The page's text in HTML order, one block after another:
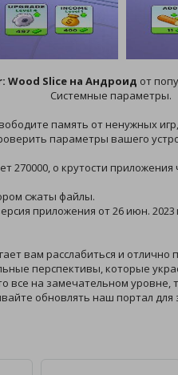
Wood Slice на Андроид от
Системные параметры.
память от ненужных
параметры вашего
270000, о крутости
сжаты файлы.
приложения от 26 июн.
вам расслабиться и отлично
перспективы, которые
все на замечательном
обновлять наш портал для